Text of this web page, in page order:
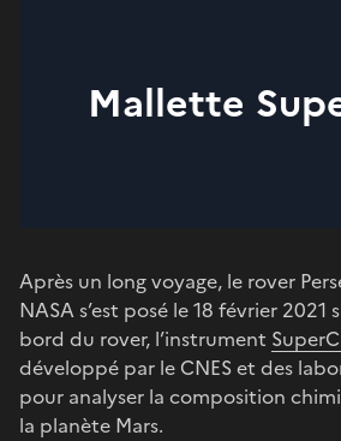
Mallette
Après un long voyage, le rover
NASA s’est posé le 18 février 2021
bord du rover, l’instrument
développé par le CNES et des
pour analyser la composition
la planète Mars.